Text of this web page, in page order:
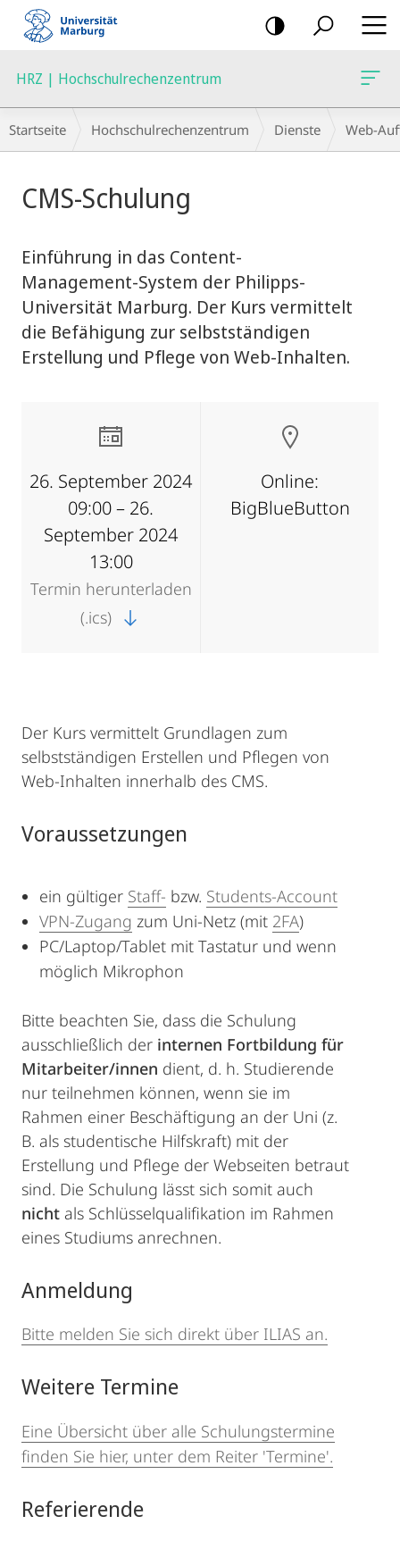
Mobile-
Navigation
HRZ | Hochschulrechenzentrum
Breadcrumb-
Navigation
Startseite Hochschulrechenzentrum Dienste Web-
CMS-Schulung
Einführung in das Content-
Management-System der Philipps-
Universität Marburg. Der Kurs vermittelt
die Befähigung zur selbstständigen
Erstellung und Pflege von Web-Inhalten.
26. September 2024
09:00 – 26.
September 2024
13:00
Termin herunterladen
(.ics)
Online:
BigBlueButton
Der Kurs vermittelt Grundlagen zum
selbstständigen Erstellen und Pflegen von
Web-Inhalten innerhalb des CMS.
Voraussetzungen
ein gültiger Staff- bzw. Students-Account
VPN-Zugang zum Uni-Netz (mit 2FA)
PC/Laptop/Tablet mit Tastatur und wenn
möglich Mikrophon
Bitte beachten Sie, dass die Schulung
ausschließlich der internen Fortbildung für
Mitarbeiter/innen dient, d. h. Studierende
nur teilnehmen können, wenn sie im
Rahmen einer Beschäftigung an der Uni (z.
B. als studentische Hilfskraft) mit der
Erstellung und Pflege der Webseiten betraut
sind. Die Schulung lässt sich somit auch
nicht als Schlüsselqualifikation im Rahmen
eines Studiums anrechnen.
Anmeldung
Bitte melden Sie sich direkt über ILIAS an.
Weitere Termine
Eine Übersicht über alle Schulungstermine
finden Sie hier, unter dem Reiter 'Termine'.
Referierende